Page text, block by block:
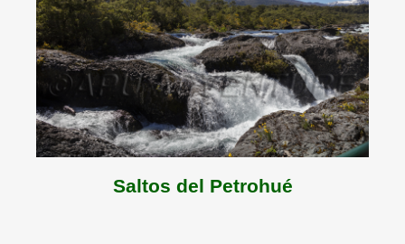
Saltos del Petrohué